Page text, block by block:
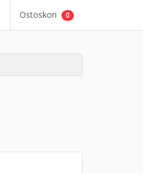
Ostoskori 0